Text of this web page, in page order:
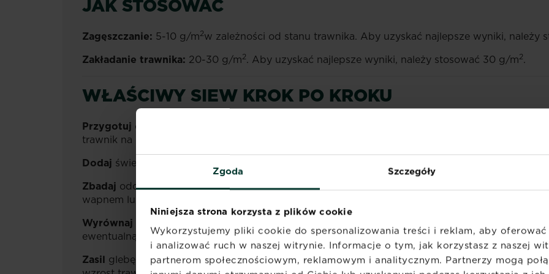
Zgoda Szczegóły
Niniejsza strona korzysta z plików cookie
Wykorzystujemy pliki cookie do spersonalizowania treści i reklam, aby oferować
i analizować ruch w naszej witrynie. Informacje o tym, jak korzystasz z naszej
partnerom społecznościowym, reklamowym i analitycznym. Partnerzy mogą
JAK STOSOWAĆ
Zagęszczanie: 5-10 g/m2w zależności od stanu trawnika. Aby uzyskać najlepsze wyniki, należy
Zakładanie trawnika: 20-30 g/m2. Aby uzyskać najlepsze wyniki, należy stosować 30 g/m2.
WŁAŚCIWY SIEW KROK PO KROKU
Przygotuj odpowienio
trawnik na głębokość 20cm, usuń chwasty i kamienie.
Dodaj świeżej i żyznej ziemi z pewnego źródła (bez nasion chwastów) lub rozsyp
Zbadaj odczyn i w razie potrzeby go zmień - zakwaś, mieszając glebę z torfem lub używając
wapnem lub dolomitem.
Wyrównaj i pozostaw
ewentualną karencję).
Zasil glebę długo działającym nawozemSubstral 100 dni do Siewu(można wymieszać z